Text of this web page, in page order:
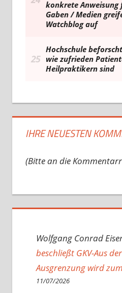
IHRE NEUESTEN
(Bitte an die
Wolfgang Conrad
beschließt GKV-Aus
Ausgrenzung wird
11/07/2026